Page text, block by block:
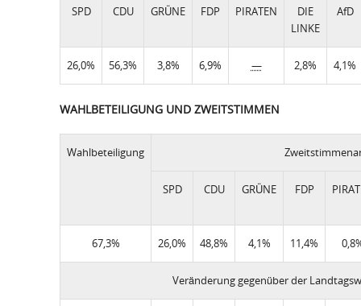
SPD CDU GRÜNE FDP PIRATEN
DIE
LINKE
AfD
26,0% 56,3% 3,8% 6,9% — 2,8% 4,1%
WAHLBETEILIGUNG UND ZWEITSTIMMEN
Wahlbeteiligung
SPD CDU GRÜNE FDP
67,3% 26,0% 48,8% 4,1% 11,4%
Veränderung gegenüber der